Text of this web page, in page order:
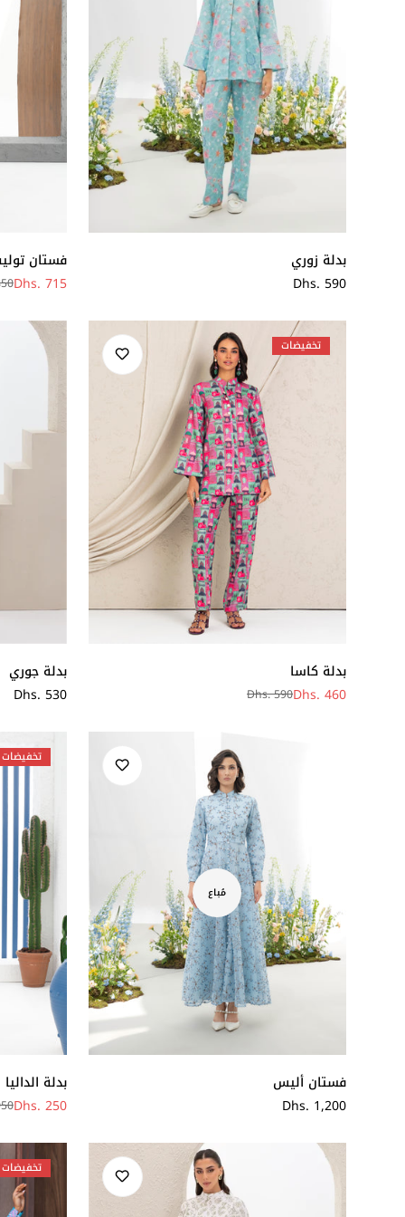
بدلة زوري
سعر
Dhs. 590
فستان
سعر
Dhs. 715
سعر
تخفيضات
بدلة كاسا
سعر
Dhs. 460
سعر Dhs. 590
بدلة جوري
سعر
Dhs. 530
مُباع
فستان أليس
سعر
Dhs. 1,200
تخفيضات
بدلة الداليا
سعر
Dhs. 250
سعر
تخفيضات